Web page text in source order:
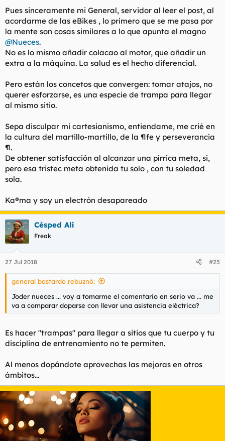
Pues sinceramente mi General, servidor al leer el post, al
acordarme de las eBikes , lo primero que se me pasa por
la mente son cosas similares a lo que apunta el magno
@Nueces.
No es lo mismo añadir colacao al motor, que añadir un
extra a la máquina. La salud es el hecho diferencial.
Pero están los concetos que convergen: tomar atajos, no
querer esforzarse, es una especie de trampa para llegar
al mismo sitio.
Sepa disculpar mi cartesianismo, entiendame, me crié en
la cultura del martillo-martillo, de la ¶fe y perseverancia
¶.
De obtener satisfacción al alcanzar una pírrica meta, si,
pero esa tristec meta obtenida tu solo , con tu soledad
sola.
Ka®ma y soy un electrón desapareado
Césped Alí
Freak
27 Jul 2018 #25
general bastardo rebuznó:
Joder nueces ... voy a tomarme el comentario en serio va ... me
va a comparar doparse con llevar una asistencia eléctrica?
Es hacer "trampas" para llegar a sitios que tu cuerpo y tu
disciplina de entrenamiento no te permiten.
Al menos dopándote aprovechas las mejoras en otros
ámbitos...